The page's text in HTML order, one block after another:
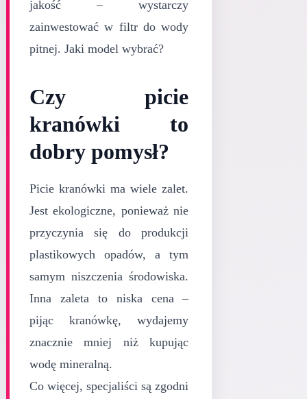
jakość – wystarczy
zainwestować w filtr do wody
pitnej. Jaki model wybrać?
Czy picie
kranówki to
dobry pomysł?
Picie kranówki ma wiele zalet.
Jest ekologiczne, ponieważ nie
przyczynia się do produkcji
plastikowych opadów, a tym
samym niszczenia środowiska.
Inna zaleta to niska cena –
pijąc kranówkę, wydajemy
znacznie mniej niż kupując
wodę mineralną.
Co więcej, specjaliści są zgodni